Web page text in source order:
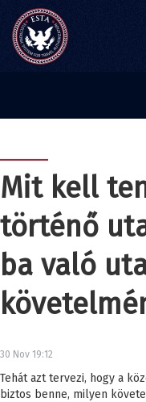
Mit kell
történő
ba való
30 Nov 19:12
Tehát azt tervezi, hogy a
biztos benne, milyen